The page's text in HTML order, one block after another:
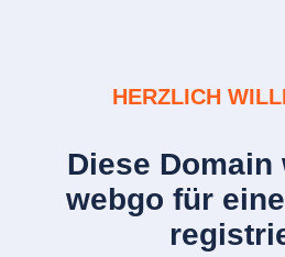
HERZLICH
Diese Domain
webgo für